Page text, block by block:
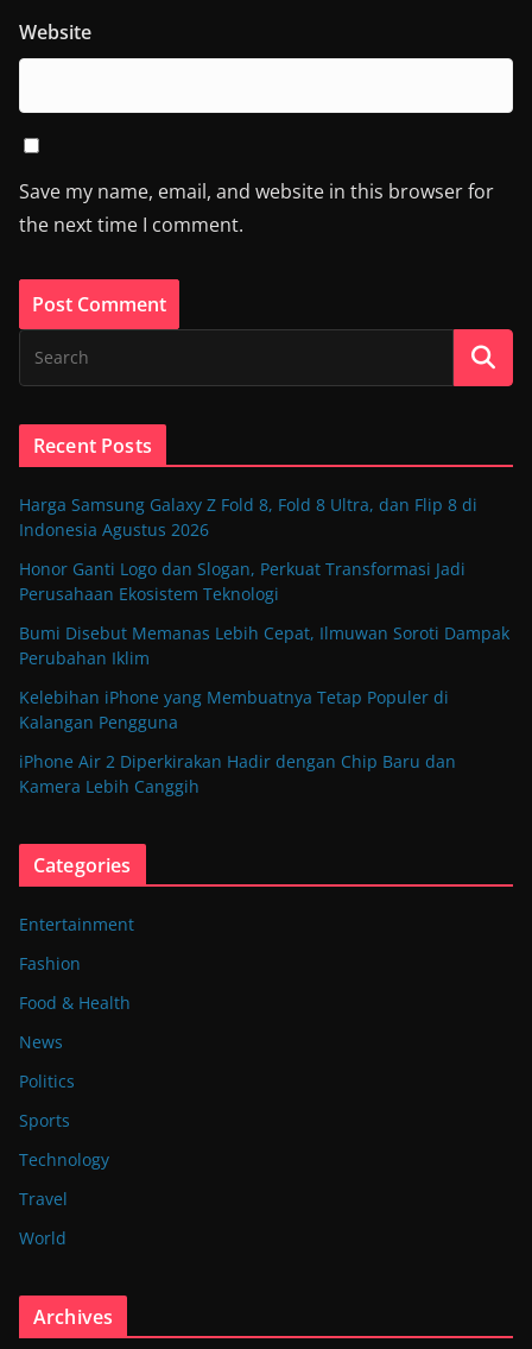
Website
Save my name, email, and website in this browser for
the next time I comment.
Recent Posts
Harga Samsung Galaxy Z Fold 8, Fold 8 Ultra, dan Flip 8 di
Indonesia Agustus 2026
Honor Ganti Logo dan Slogan, Perkuat Transformasi Jadi
Perusahaan Ekosistem Teknologi
Bumi Disebut Memanas Lebih Cepat, Ilmuwan Soroti Dampak
Perubahan Iklim
Kelebihan iPhone yang Membuatnya Tetap Populer di
Kalangan Pengguna
iPhone Air 2 Diperkirakan Hadir dengan Chip Baru dan
Kamera Lebih Canggih
Categories
Entertainment
Fashion
Food & Health
News
Politics
Sports
Technology
Travel
World
Archives